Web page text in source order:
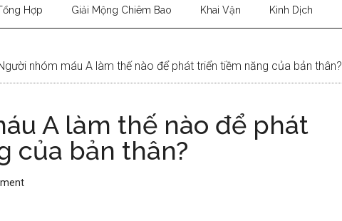
Hợp Giải Mộng Chiêm Bao Khai Vận Kinh Dịch
nhóm máu A làm thế nào để phát triển tiềm năng của bản thân?
A làm thế nào để phát
của bản thân?